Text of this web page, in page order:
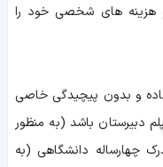
هزینه های شخصی خود را
و بدون پیچیدگی خاصی
دبیرستان باشد (به منظور
چهارساله دانشگاهی (به